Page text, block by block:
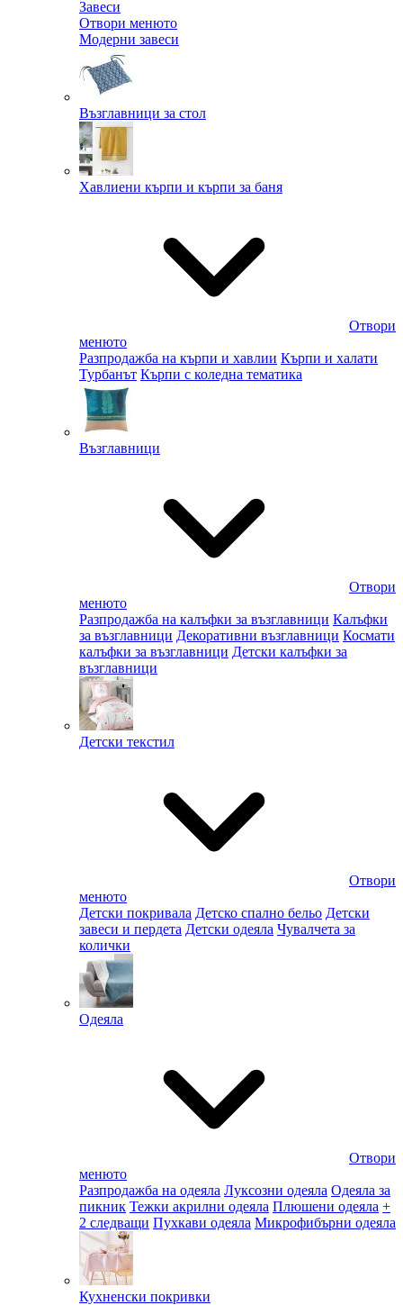
Завеси
Отвори менюто
Модерни завеси
Възглавници за стол
Хавлиени кърпи и кърпи за баня
Отвори
менюто
Разпродажба на кърпи и хавлии Кърпи и халати
Турбанът Кърпи с коледна тематика
Възглавници
Отвори
менюто
Разпродажба на калъфки за възглавници Калъфки
за възглавници Декоративни възглавници Космати
калъфки за възглавници Детски калъфки за
възглавници
Детски текстил
Отвори
менюто
Детски покривала Детско спално бельо Детски
завеси и пердета Детски одеяла Чувалчета за
колички
Одеяла
Отвори
менюто
Разпродажба на одеяла Луксозни одеяла Одеяла за
пикник Тежки акрилни одеяла Плюшени одеяла +
2 следващи Пухкави одеяла Микрофибърни одеяла
Кухненски покривки